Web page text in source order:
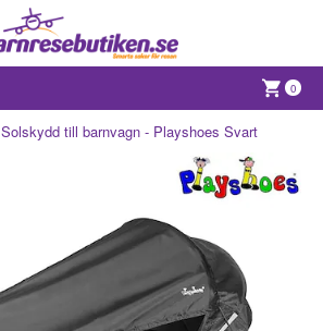
0
Solskydd till barnvagn - Playshoes Svart